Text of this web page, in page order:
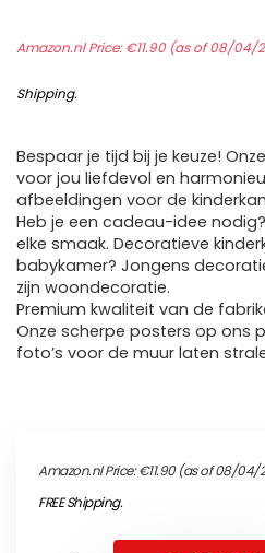
Amazon.nl Price:€11.90(as of 08/04/
Shipping.
Bespaar je tijd bij je keuze!
voor jou liefdevol en
afbeeldingen voor de
Heb je een cadeau-idee
elke smaak. Decoratieve
babykamer? Jongens
zijn woondecoratie.
Premium kwaliteit van de
Onze scherpe posters op ons
foto’s voor de muur laten
Amazon.nl Price:€11.90(as of 08/04/
FREE Shipping.